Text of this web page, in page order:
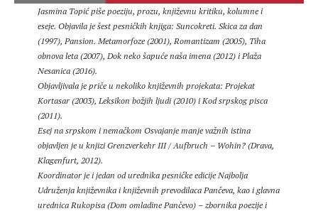
Jasmina Topić piše poeziju, prozu, književnu kritiku, kolumne i
eseje. Objavila je šest pesničkih knjiga: Suncokreti. Skica za dan
(1997), Pansion. Metamorfoze (2001), Romantizam (2005), Tiha
obnova leta (2007), Dok neko šapuće naša imena (2012) i Plaža
Nesanica (2016).
Objavljivala je priče u nekoliko književnih projekata: Projekat
Kortasar (2003), Leksikon božjih ljudi (2010) i Kod srpskog pisca
(2011).
Esej na srpskom i nemačkom Osvajanje manje važnih istina
objavljen je u knjizi Grenzverkehr III / Aufbruch – Wohin? (Drava,
Klagenfurt, 2012).
Koordinator je i jedan od urednika pesničke edicije Najbolja
Udruženja književnika i književnih prevodilaca Pančeva, kao i glavna
urednica Rukopisa (Dom omladine Pančevo) – zbornika poezije i